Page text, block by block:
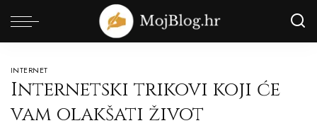
INTERNET
Internetski trikovi koji će
vam olakšati život